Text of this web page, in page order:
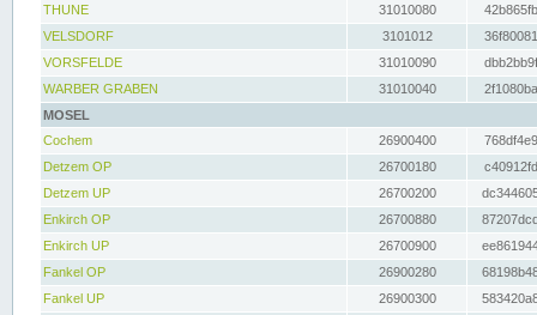
THUNE
31010080
VELSDORF
3101012
VORSFELDE
31010090
WARBER GRABEN
31010040
MOSEL
Cochem
26900400
Detzem OP
26700180
Detzem UP
26700200
Enkirch OP
26700880
Enkirch UP
26700900
Fankel OP
26900280
Fankel UP
26900300